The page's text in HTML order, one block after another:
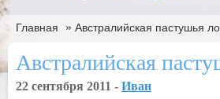
Главная » Австралийская пастушья
Австралийская
22 сентября 2011 - Ивaн